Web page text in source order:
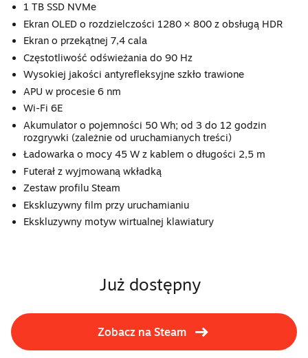
1 TB SSD NVMe
Ekran OLED o rozdzielczości 1280 × 800 z obsługą HDR
Ekran o przekątnej 7,4 cala
Częstotliwość odświeżania do 90 Hz
Wysokiej jakości antyrefleksyjne szkło trawione
APU w procesie 6 nm
Wi-Fi 6E
Akumulator o pojemności 50 Wh; od 3 do 12 godzin
rozgrywki (zależnie od uruchamianych treści)
Ładowarka o mocy 45 W z kablem o długości 2,5 m
Futerał z wyjmowaną wkładką
Zestaw profilu Steam
Ekskluzywny film przy uruchamianiu
Ekskluzywny motyw wirtualnej klawiatury
Już dostępny
Zobacz na Steam